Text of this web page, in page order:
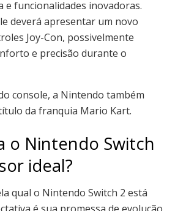
e funcionalidades inovadoras.
deverá apresentar um novo
Joy-Con, possivelmente
e precisão durante o
console, a Nintendo também
da franquia Mario Kart.
o Nintendo Switch
ideal?
qual o Nintendo Switch 2 está